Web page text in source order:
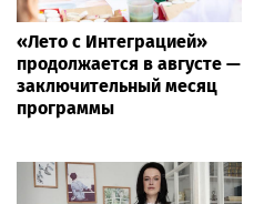
«Лето с Интеграцией»
продолжается в августе —
заключительный месяц
программы